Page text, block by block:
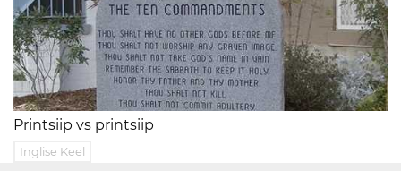
Printsiip vs printsiip
Inglise Keel